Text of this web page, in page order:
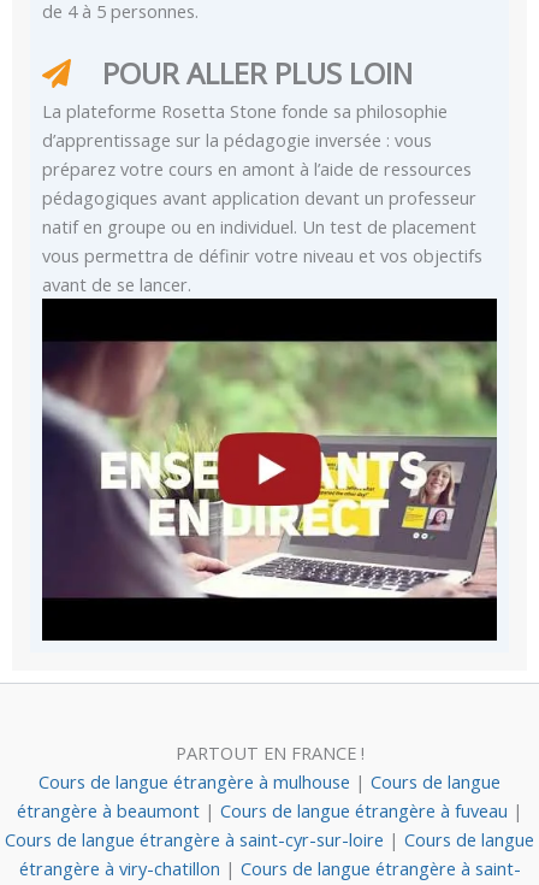
de 4 à 5 personnes.
POUR ALLER PLUS LOIN
La plateforme Rosetta Stone fonde sa philosophie
d’apprentissage sur la pédagogie inversée : vous
préparez votre cours en amont à l’aide de ressources
pédagogiques avant application devant un professeur
natif en groupe ou en individuel. Un test de placement
vous permettra de définir votre niveau et vos objectifs
avant de se lancer.
PARTOUT EN FRANCE !
Cours de langue étrangère à mulhouse | Cours de langue
étrangère à beaumont | Cours de langue étrangère à fuveau |
Cours de langue étrangère à saint-cyr-sur-loire | Cours de langue
étrangère à viry-chatillon | Cours de langue étrangère à saint-